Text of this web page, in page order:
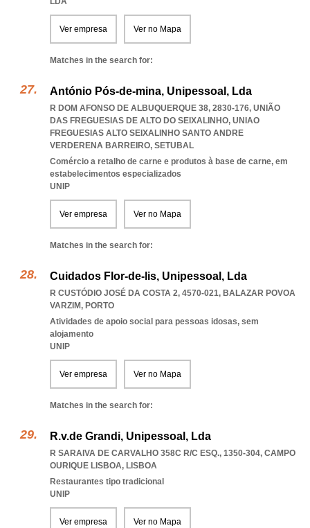
Ver empresa Ver no Mapa
Matches in the search for:
António Pós-de-mina, Unipessoal, Lda
R DOM AFONSO DE ALBUQUERQUE 38, 2830-176, UNIÃO
DAS FREGUESIAS DE ALTO DO SEIXALINHO, UNIAO
FREGUESIAS ALTO SEIXALINHO SANTO ANDRE
VERDERENA BARREIRO, SETUBAL
Comércio a retalho de carne e produtos à base de carne, em
estabelecimentos especializados
UNIP
Ver empresa Ver no Mapa
Matches in the search for:
Cuidados Flor-de-lis, Unipessoal, Lda
R CUSTÓDIO JOSÉ DA COSTA 2, 4570-021, BALAZAR POVOA
VARZIM, PORTO
Atividades de apoio social para pessoas idosas, sem
alojamento
UNIP
Ver empresa Ver no Mapa
Matches in the search for:
R.v.de Grandi, Unipessoal, Lda
R SARAIVA DE CARVALHO 358C R/C ESQ., 1350-304, CAMPO
OURIQUE LISBOA, LISBOA
Restaurantes tipo tradicional
UNIP
Ver empresa Ver no Mapa